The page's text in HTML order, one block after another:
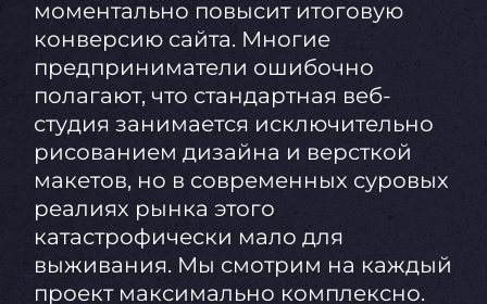
моментально повысит итоговую
конверсию сайта. Многие
предприниматели ошибочно
полагают, что стандартная веб-
студия занимается исключительно
рисованием дизайна и версткой
макетов, но в современных суровых
реалиях рынка этого
катастрофически мало для
выживания. Мы смотрим на каждый
проект максимально комплексно.